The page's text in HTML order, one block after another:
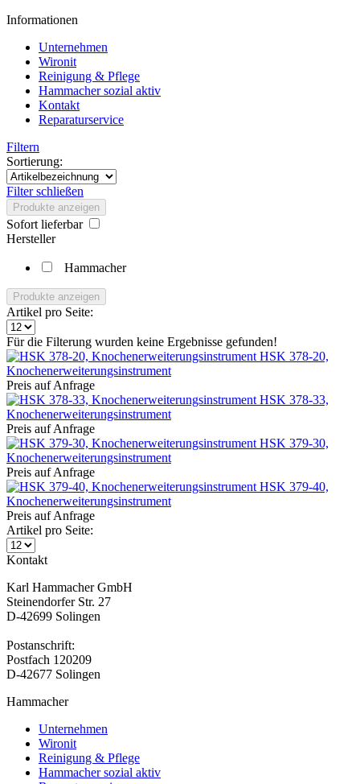
Informationen
Unternehmen
Wironit
Reinigung & Pflege
Hammacher sozial aktiv
Kontakt
Reparaturservice
Filtern
Sortierung:
Filter schließen
Produkte anzeigen
Sofort lieferbar
Hersteller
Hammacher
Produkte anzeigen
Artikel pro Seite:
Für die Filterung wurden keine Ergebnisse gefunden!
HSK 378-20,
Knochenerweiterungsinstrument
Preis auf Anfrage
HSK 378-33,
Knochenerweiterungsinstrument
Preis auf Anfrage
HSK 379-30,
Knochenerweiterungsinstrument
Preis auf Anfrage
HSK 379-40,
Knochenerweiterungsinstrument
Preis auf Anfrage
Artikel pro Seite:
Kontakt
Karl Hammacher GmbH
Steinendorfer Str. 27
D-42699 Solingen
Postanschrift:
Postfach 120209
D-42677 Solingen
Hammacher
Unternehmen
Wironit
Reinigung & Pflege
Hammacher sozial aktiv